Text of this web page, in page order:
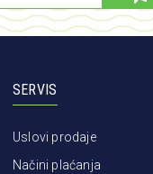
SERVIS
Uslovi prodaje
Načini plaćanja